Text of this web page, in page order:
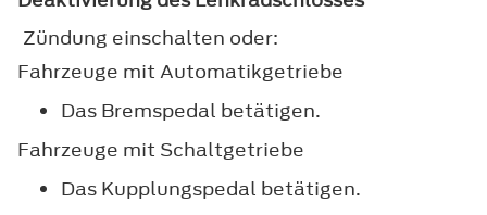
Zündung einschalten oder:
Fahrzeuge mit Automatikgetriebe
Das Bremspedal betätigen.
Fahrzeuge mit Schaltgetriebe
Das Kupplungspedal betätigen.